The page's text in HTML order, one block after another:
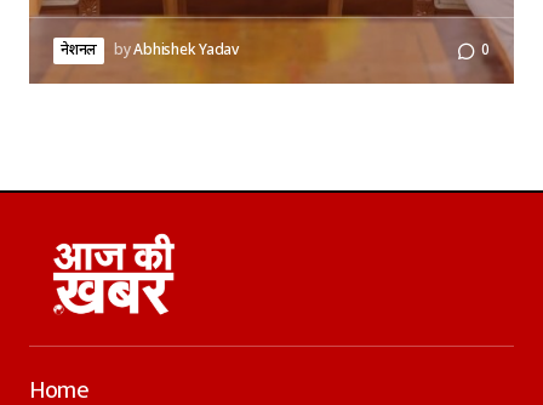
नेशनल byAbhishek Yadav 0
Home